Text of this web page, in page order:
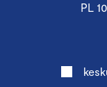
PL